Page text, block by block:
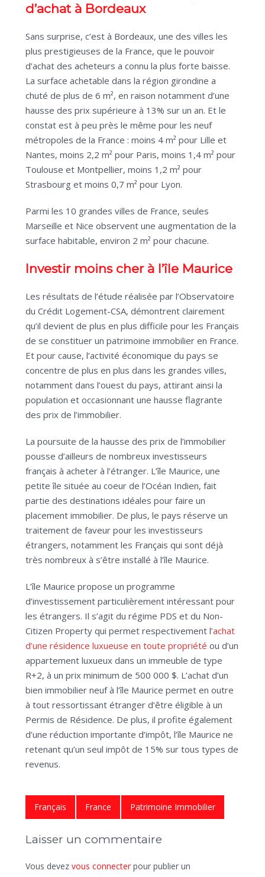
d’achat à Bordeaux
Sans surprise, c’est à Bordeaux, une des villes les
plus prestigieuses de la France, que le pouvoir
d’achat des acheteurs a connu la plus forte baisse.
La surface achetable dans la région girondine a
chuté de plus de 6 m², en raison notamment d’une
hausse des prix supérieure à 13% sur un an. Et le
constat est à peu près le même pour les neuf
métropoles de la France : moins 4 m² pour Lille et
Nantes, moins 2,2 m² pour Paris, moins 1,4 m² pour
Toulouse et Montpellier, moins 1,2 m² pour
Strasbourg et moins 0,7 m² pour Lyon.
Parmi les 10 grandes villes de France, seules
Marseille et Nice observent une augmentation de la
surface habitable, environ 2 m² pour chacune.
Investir moins cher à l’île Maurice
Les résultats de l’étude réalisée par l’Observatoire
du Crédit Logement-CSA, démontrent clairement
qu’il devient de plus en plus difficile pour les Français
de se constituer un patrimoine immobilier en France.
Et pour cause, l’activité économique du pays se
concentre de plus en plus dans les grandes villes,
notamment dans l’ouest du pays, attirant ainsi la
population et occasionnant une hausse flagrante
des prix de l’immobilier.
La poursuite de la hausse des prix de l’immobilier
pousse d’ailleurs de nombreux investisseurs
français à acheter à l’étranger. L’île Maurice, une
petite île située au coeur de l’Océan Indien, fait
partie des destinations idéales pour faire un
placement immobilier. De plus, le pays réserve un
traitement de faveur pour les investisseurs
étrangers, notamment les Français qui sont déjà
très nombreux à s’être installé à l’île Maurice.
L’île Maurice propose un programme
d’investissement particulièrement intéressant pour
les étrangers. Il s’agit du régime PDS et du Non-
Citizen Property qui permet respectivement l’achat
d’une résidence luxueuse en toute propriété ou d’un
appartement luxueux dans un immeuble de type
R+2, à un prix minimum de 500 000 $. L’achat d’un
bien immobilier neuf à l’île Maurice permet en outre
à tout ressortissant étranger d’être éligible à un
Permis de Résidence. De plus, il profite également
d’une réduction importante d’impôt, l’île Maurice ne
retenant qu’un seul impôt de 15% sur tous types de
revenus.
Français France Patrimoine Immobilier
Laisser un commentaire
Vous devez vous connecter pour publier un